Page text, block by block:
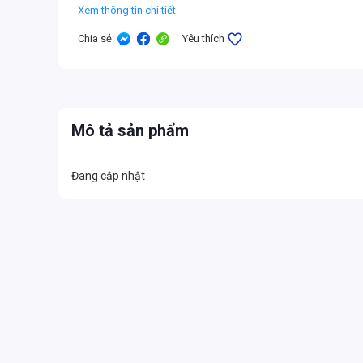
Xem thông tin chi tiết
Chia sẻ: Yêu thích
Mô tả sản phẩm
Đang cập nhật